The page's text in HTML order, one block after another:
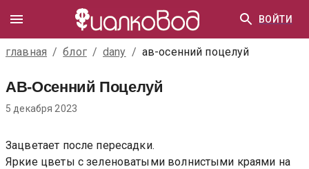
ВОЙТИ
главная / блог / dany / ав-осенний поцелуй
АВ-Осенний Поцелуй
5 декабря 2023
Зацветает после пересадки.
Яркие цветы с зеленоватыми волнистыми краями на